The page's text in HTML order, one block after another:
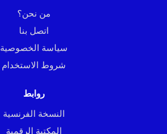
من نحن؟
اتصل بنا
سياسة الخصوصية
شروط الاستخدام
روابط
النسخة الفرنسية
المكتبة الرقمية